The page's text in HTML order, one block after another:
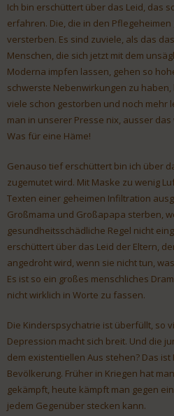
Ich bin erschüttert über das Leid, das
erfahren. Die, die in den
versterben. Es sind zuviele, als das
Menschen, die sich jetzt mit dem
Moderna impfen lassen, gehen so
schwerste Nebenwirkungen zu haben,
viele schon gestorben und noch mehr
man in unserer Presse nix, ausser
Was für eine Häme!
Genauso tief erschüttert bin ich über
zugemutet wird. Mit Maske zu wenig
Texten einer geheimen Infiltration
Großmama und Großapapa sterben,
gesundheitsschädliche Regel nicht
erschüttert über das Leid der Eltern,
angedroht wird, wenn sie nicht tun,
Es ist so ein großes menschliches
nicht wirklich in Worte zu fassen.
Die Kinderspsychatrie ist überfüllt, so
Depression macht sich breit. Und die
dem existentiellen Aus stehen? Das ist
Bevölkerung. Früher in Kriegen hat
gekämpft, heute kämpft man gegen
jedem Gegenüber stecken kann.